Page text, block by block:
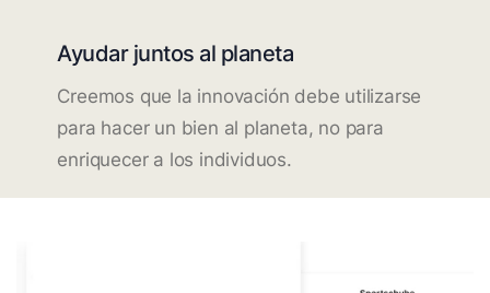
Ayudar juntos al planeta
Creemos que la innovación debe utilizarse
para hacer un bien al planeta, no para
enriquecer a los individuos.